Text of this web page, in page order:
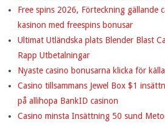
Free spins 2026, Förteckning gällande
kasinon med freespins bonusar
Ultimat Utländska plats Blender Blast
Rapp Utbetalningar
Nyaste casino bonusarna klicka för
Casino tillsammans Jewel Box $1
på allihopa BankID casinon
Casino minsta Insättning 50 sund